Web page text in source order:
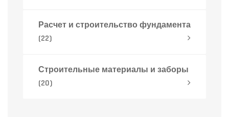
Расчет и строительство фундамента
(22)
Строительные материалы и заборы
(20)